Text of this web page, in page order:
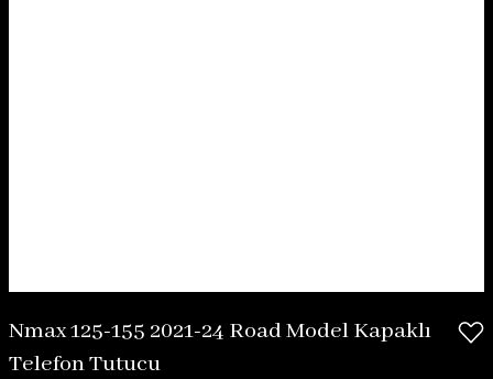
Nmax 125-155 2021-24 Road Model Kapaklı
Telefon Tutucu